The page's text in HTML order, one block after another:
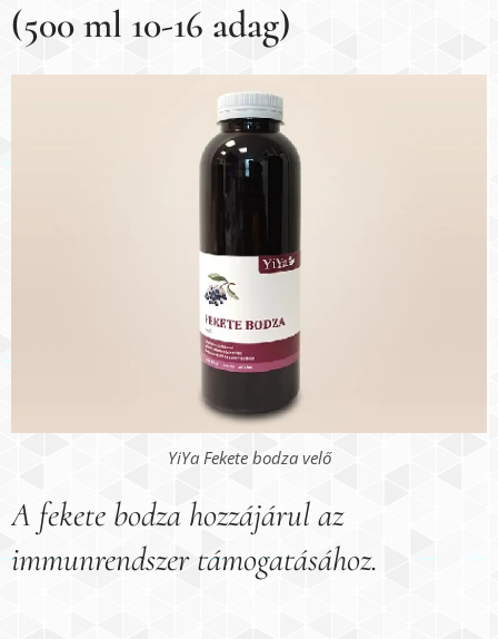
(500 ml 10-16 adag)
YiYa Fekete bodza velő
A fekete bodza hozzájárul az
immunrendszer támogatásához.